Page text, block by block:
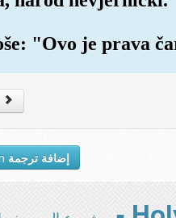
"Ovo je prava
إضافة ترجمة